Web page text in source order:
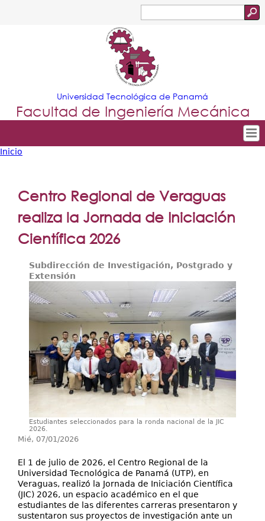
Jump to navigation
de
búsqueda
Universidad Tecnológica de Panamá
Facultad de Ingeniería Mecánica
Tropical
Principal
Departamentos
Oferta Académica
Escuela Aviación
Secretarías
Investigación+D+i
Servicios
está
Inicio
Centro Regional de Veraguas
realiza la Jornada de Iniciación
Científica 2026
Subdirección de Investigación, Postgrado y
Extensión
Estudiantes seleccionados para la ronda nacional de la JIC
2026.
Mié, 07/01/2026
El 1 de julio de 2026, el Centro Regional de la
Universidad Tecnológica de Panamá (UTP), en
Veraguas, realizó la Jornada de Iniciación Científica
(JIC) 2026, un espacio académico en el que
estudiantes de las diferentes carreras presentaron y
sustentaron sus proyectos de investigación ante un